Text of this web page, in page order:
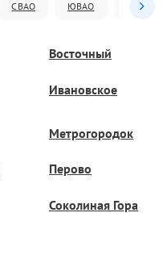
СВАО ЮВАО ЮАО
Восточный
Ивановское
Метрогородок
Перово
Соколиная Гора